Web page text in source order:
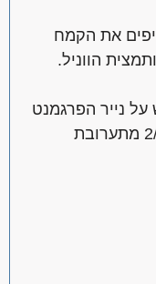
את הקמח
הווניל.
על נייר הפרגמנט
בתבנית . מורחים /מניחים מעל 2/3 מתערובת